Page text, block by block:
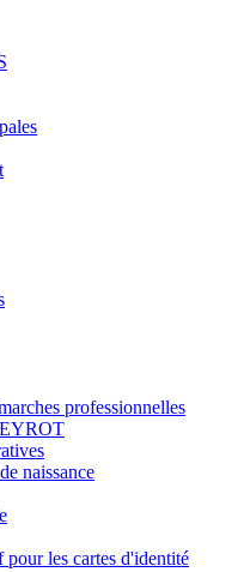
professionnelles
naissance
les cartes d'identité